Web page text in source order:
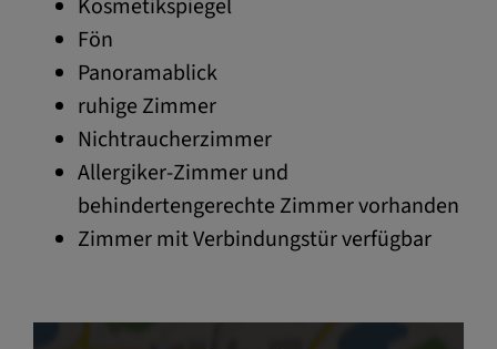
Kosmetikspiegel
Fön
Panoramablick
ruhige Zimmer
Nichtraucherzimmer
Allergiker-Zimmer und
behindertengerechte Zimmer vorhanden
Zimmer mit Verbindungstür verfügbar